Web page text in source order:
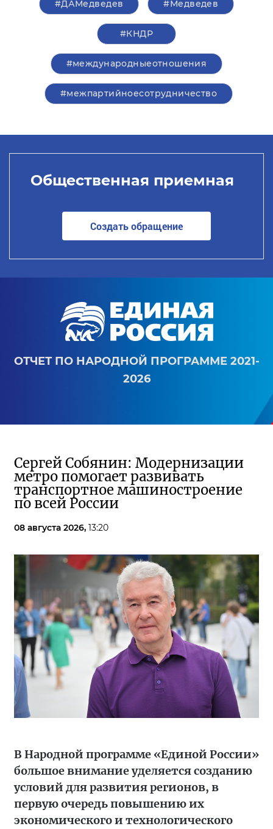
#ДАМедведев #Медведев
#КНДР
#международныеотношения
#межпартийноесотрудничество
Общественная приемная
Создать обращение
ОТЧЕТ ПО НАРОДНОЙ ПРОГРАММЕ 2021-
2026
Сергей Собянин: Модернизации
метро помогает развивать
транспортное машиностроение
по всей России
08 августа 2026, 13:20
В Народной программе «Единой России»
большое внимание уделяется созданию
условий для развития регионов, в
первую очередь повышению их
экономического и технологического